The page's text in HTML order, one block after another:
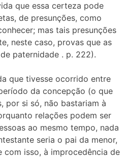
que essa certeza pode
de presunções, como
mas tais presunções
neste caso, provas que as
paternidade . p. 222).
que tivesse ocorrido entre
da concepção (o que
por si só, não bastariam à
relações podem ser
ao mesmo tempo, nada
seria o pai da menor,
com isso, à improcedência de